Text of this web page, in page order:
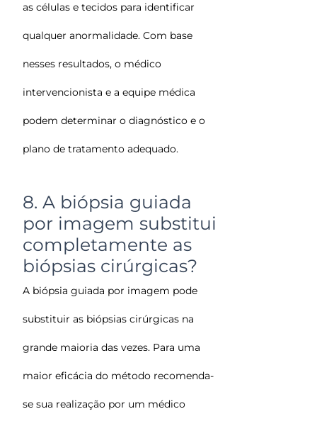
as células e tecidos para identificar
qualquer anormalidade. Com base
nesses resultados, o médico
intervencionista e a equipe médica
podem determinar o diagnóstico e o
plano de tratamento adequado.
8. A biópsia guiada
por imagem substitui
completamente as
biópsias cirúrgicas?
A biópsia guiada por imagem pode
substituir as biópsias cirúrgicas na
grande maioria das vezes. Para uma
maior eficácia do método recomenda-
se sua realização por um médico